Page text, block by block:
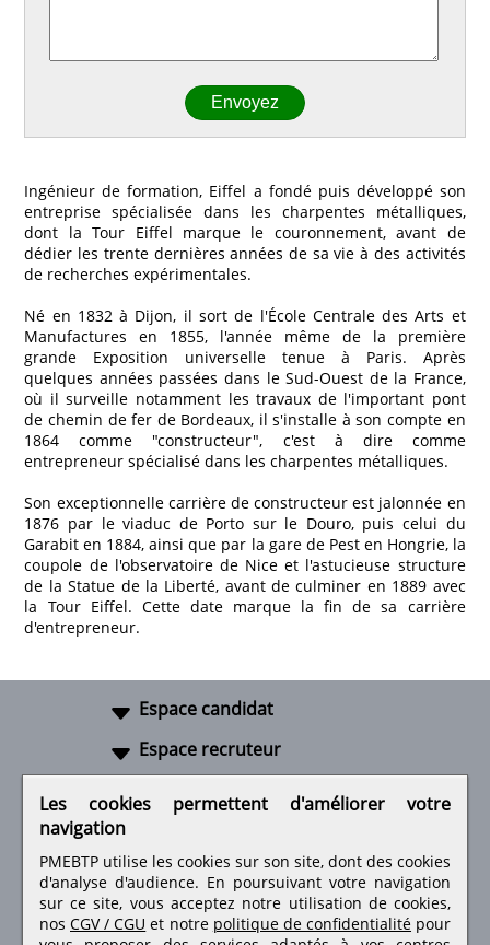
Ingénieur de formation, Eiffel a fondé puis développé son
entreprise spécialisée dans les charpentes métalliques,
dont la Tour Eiffel marque le couronnement, avant de
dédier les trente dernières années de sa vie à des activités
de recherches expérimentales.
Né en 1832 à Dijon, il sort de l'École Centrale des Arts et
Manufactures en 1855, l'année même de la première
grande Exposition universelle tenue à Paris. Après
quelques années passées dans le Sud-Ouest de la France,
où il surveille notamment les travaux de l'important pont
de chemin de fer de Bordeaux, il s'installe à son compte en
1864 comme "constructeur", c'est à dire comme
entrepreneur spécialisé dans les charpentes métalliques.
Son exceptionnelle carrière de constructeur est jalonnée en
1876 par le viaduc de Porto sur le Douro, puis celui du
Garabit en 1884, ainsi que par la gare de Pest en Hongrie, la
coupole de l'observatoire de Nice et l'astucieuse structure
de la Statue de la Liberté, avant de culminer en 1889 avec
la Tour Eiffel. Cette date marque la fin de sa carrière
d'entrepreneur.
Espace candidat
Espace recruteur
Les cookies permettent d'améliorer votre
navigation
PMEBTP utilise les cookies sur son site, dont des cookies
d'analyse d'audience. En poursuivant votre navigation
sur ce site, vous acceptez notre utilisation de cookies,
nos CGV / CGU et notre politique de confidentialité pour